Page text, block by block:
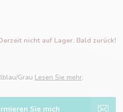
nicht auf Lager. Bald zurück!
Grau Lesen Sie mehr.
Sie mich